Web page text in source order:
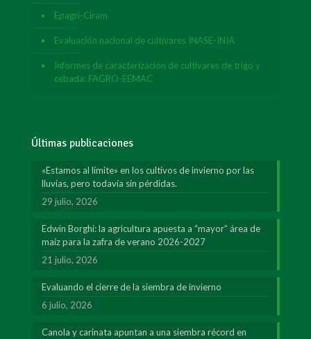
Epagri-Ciram
Evaluación nacional de cultivares INASE-INIA
Informes de caracterización de cultivares de trigo y
cebada: FAGRO-EEMAC
Últimas publicaciones
«Estamos al límite» en los cultivos de invierno por las
lluvias, pero todavía sin pérdidas.
29 julio, 2026
Edwin Borghi: la agricultura apuesta a “mayor” área de
maíz para la zafra de verano 2026-2027
21 julio, 2026
Evaluando el cierre de la siembra de invierno
6 julio, 2026
Canola y carinata apuntan a una siembra récord en